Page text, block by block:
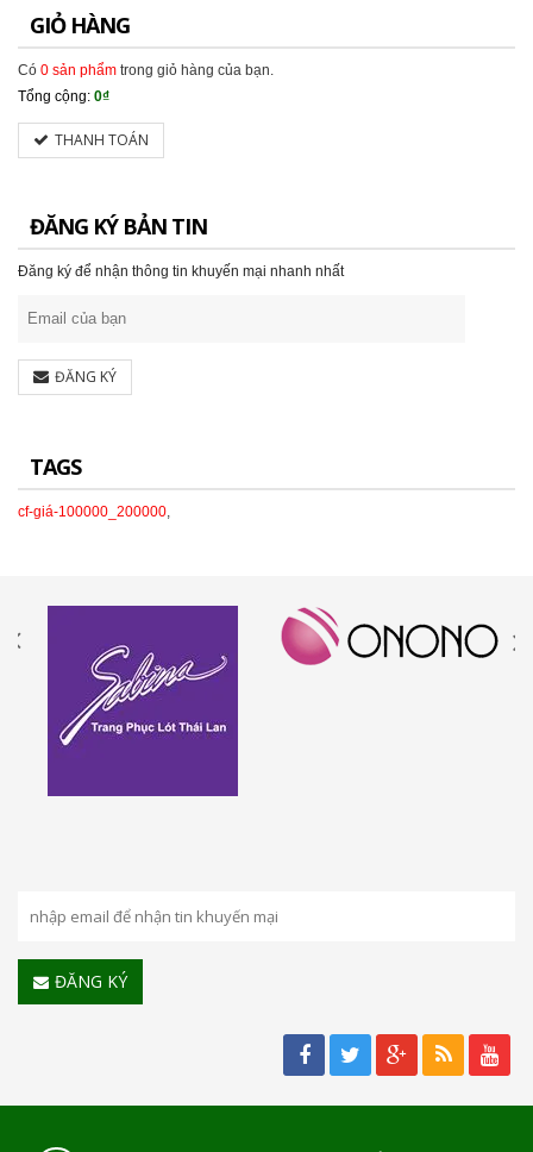
GIỎ HÀNG
Có 0 sản phẩm trong giỏ hàng của bạn.
Tổng cộng: 0₫
THANH TOÁN
ĐĂNG KÝ BẢN TIN
Đăng ký để nhận thông tin khuyến mại nhanh nhất
ĐĂNG KÝ
TAGS
cf-giá-100000_200000
ĐĂNG KÝ